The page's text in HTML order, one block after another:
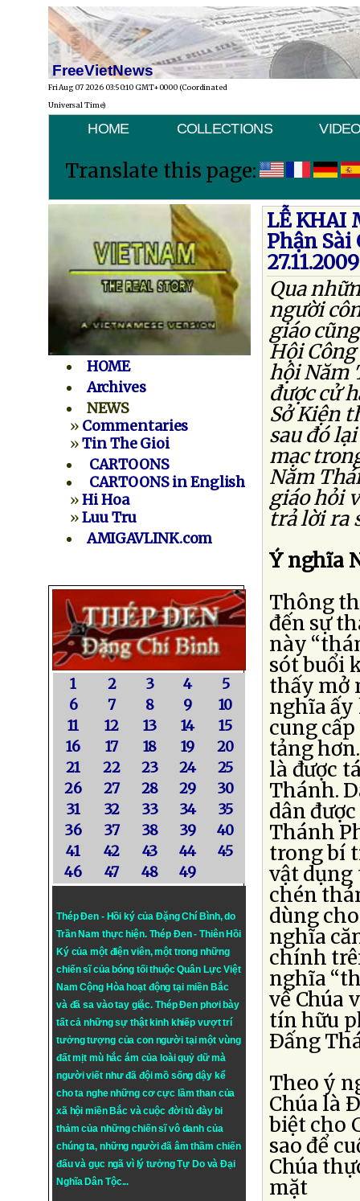
FreeVietNews
Fri Aug 07 2026 03:50:10 GMT+0000 (Coordinated
Universal Time)
HOME COLLECTIONS
Translate this page:
HOME
Archives
NEWS
» Commentaries
»Tin The Gioi
CARTOONS
CARTOONS in English
»Hi Hoa
»Luu Tru
AMIGAVLINK.com
1 2 3 4
5
6
7 8 9
10
11
12 13 14
15
16
17 18 19
20
21
22 23 24
25
26
27 28 29
30
31
32 33 34
35
36
37 38 39
40
41
42 43 44
45
46
47 48 49
Thép Đen - Hồi ký của Đặng Chí Bình, do
Trần Nam thực hiện. Thép Đen- Thiên Hồi
Ký của một điện viên, một trong những
chiến sĩ của bóng tối thuộc Quân Lực Việt
Nam Cộng Hòa hoạt động tại miền Bắc
và đã sa vào tay giặc. Thép Đen phơi bày
tất cả những sự thật kinh khiếp vượt trí
tưởng tượng của con người tại một vùng
đất mịt mù hắc ám của loài quỷ dữ mà
người viết như đã đội mồ sống dậy kể
cho ta nghe những cơ cực lầm than của
xã hội miền Bắc và cuộc đời tù đày bi
thảm của những chiến sĩ vô danh của
chúng ta, những người đã âm thầm chiến
đấu và gục ngã vì lý tưởngTự DovàĐại
Nghĩa Dân Tộc...
LỄ KHAI
Phận
27.11.2009
Qua
người
giáo
Hội
hội Năm
được cử
Sở Kiện
sau đó
mạc
Năm
giáo hỏi
trả lời ra
Ý nghĩa
Thông
đến sự
này
sót buổi
thấy mở
nghĩa
cung
tảng
là được
Thánh.
dân
Thánh
trong bí
vật dụng
chén
dùng
nghĩa
chính
nghĩa
về Chúa
tín hữu
Ðấng
Theo ý
Chúa là
biệt cho
sao để
Chúa
mặt